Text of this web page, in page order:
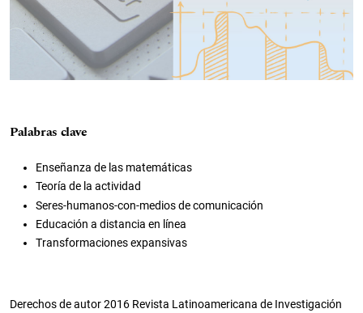
Palabras clave
Enseñanza de las matemáticas
Teoría de la actividad
Seres-humanos-con-medios de comunicación
Educación a distancia en línea
Transformaciones expansivas
Derechos de autor 2016 Revista Latinoamericana de Investigación